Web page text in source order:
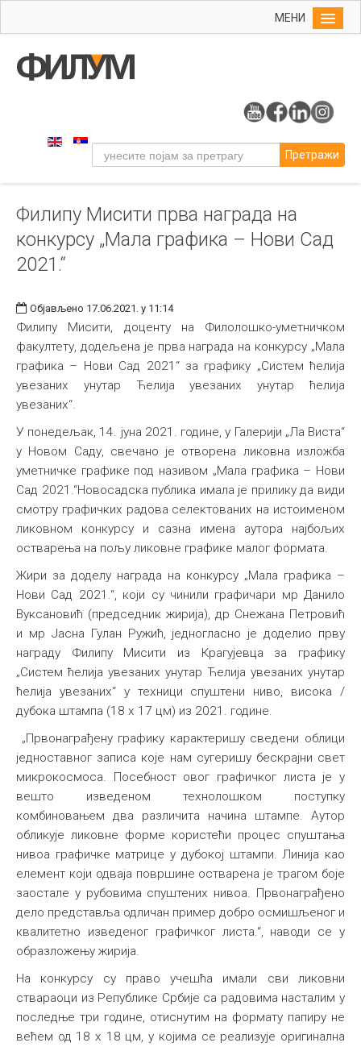
МЕНИ
Упис
Уметност
Музичка уметност
Примењена и ликовна уметност
Галерија
Библиотека
Студенти
Међународна
Претражи
Филипу Мисити прва награда на
конкурсу „Мала графика – Нови Сад
2021.“
Објављено 17.06.2021. у 11:14
Филипу Мисити, доценту на Филолошко-уметничком
факултету, додељена је прва награда на конкурсу „Мала
графика – Нови Сад 2021“ за графику „Систем ћелија
увезаних унутар Ћелија увезаних унутар ћелија
увезаних“.
У понедељак, 14. јуна 2021. године, у Галерији „Ла Виста“
у Новом Саду, свечано је отворена ликовна изложба
уметничке графике под називом „Мала графика – Нови
Сад 2021.“Новосадска публика имала је прилику да види
смотру графичких радова селектованих на истоименом
ликовном конкурсу и сазна имена аутора најбољих
остварења на пољу ликовне графике малог формата.
Жири за доделу награда на конкурсу „Мала графика –
Нови Сад 2021.“, који су чинили графичари мр Данило
Вуксановић (председник жирија), др Снежана Петровић
и мр Јасна Гулан Ружић, једногласно је доделио прву
награду Филипу Мисити из Крагујевца за графику
„Систем ћелија увезаних унутар Ћелија увезаних унутар
ћелија увезаних“ у техници спуштени ниво, висока /
дубока штампа (18 x 17 цм) из 2021. године.
„Првонаграђену графику карактеришу сведени облици
једноставног записа које нам сугеришу бескрајни свет
микрокосмоса. Посебност овог графичког листа је у
вешто изведеном технолошком поступку
комбиновањем два различита начина штампе. Аутор
обликује ликовне форме користећи процес спуштања
нивоа графичке матрице у дубокој штампи. Линија као
елемент који одваја површине остварена је трагом боје
заостале у рубовима спуштених нивоа. Првонаграђено
дело представља одличан пример добро осмишљеног и
квалитетно изведеног графичког листа.“, наводи се у
образложењу жирија.
На конкурсу су право учешћа имали сви ликовни
ствараоци из Републике Србије са радовима насталим у
последње три године, отиснутим на формату папиру не
већем од 18 x 18 цм, у којима се реализује оригинална